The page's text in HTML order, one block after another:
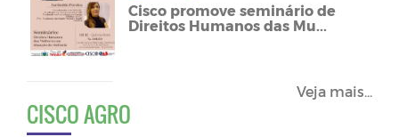
Cisco promove seminário de
Direitos Humanos das Mu...
Veja mais...
CISCO AGRO